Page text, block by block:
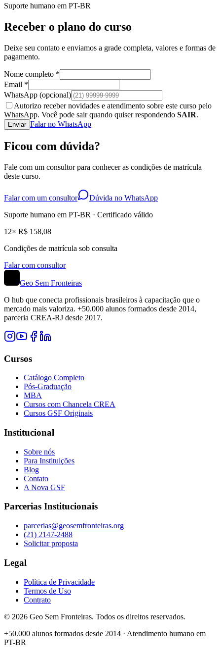
Suporte humano em PT-BR
Receber o plano do curso
Deixe seu contato e enviamos a grade completa, valores e formas de
pagamento.
Nome completo *
Email *
WhatsApp (opcional)
Autorizo receber novidades e atendimento sobre este curso pelo
WhatsApp. Você pode sair quando quiser respondendo SAIR.
Enviar Falar no WhatsApp
Ficou com dúvida?
Fale com um consultor para conhecer as condições de matrícula
deste curso.
Falar com um consultor
Dúvida no WhatsApp
Suporte humano em PT-BR · Certificado válido
12× R$ 158,08
Condições de matrícula sob consulta
Falar com consultor
Geo Sem Fronteiras
O hub que conecta profissionais brasileiros à capacitação que o
mercado mais valoriza. +50.000 alunos formados desde 2014,
parceria CREA-RJ desde 2017.
Cursos
Catálogo Completo
Pós-Graduação
MBA
Cursos com Chancela CREA
Cursos GSF Originais
Institucional
Sobre nós
Para Instituições
Blog
Contato
A Nova GSF
Parcerias Institucionais
parcerias@geosemfronteiras.org
(21) 2147-2488
Solicitar proposta
Legal
Política de Privacidade
Termos de Uso
Contrato
© 2026 Geo Sem Fronteiras. Todos os direitos reservados.
+50.000 alunos formados desde 2014 · Atendimento humano em
PT-BR